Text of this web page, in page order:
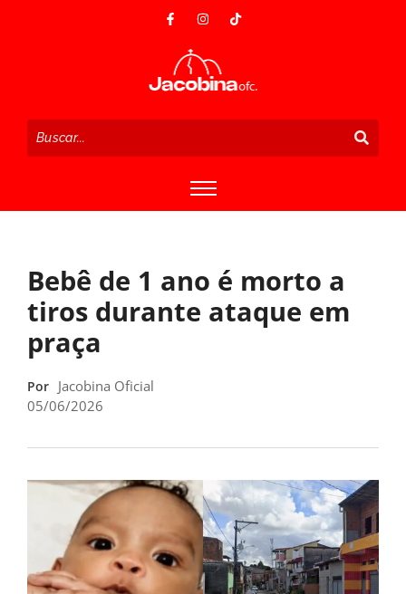
Bebê de 1 ano é morto a
tiros durante ataque em
praça
Por Jacobina Oficial
05/06/2026